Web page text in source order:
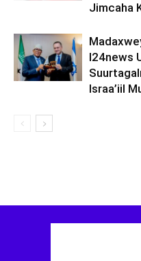
Jimcaha
I24news
Israa’iil